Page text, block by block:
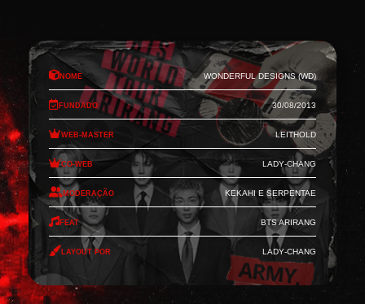
Nome Wonderful Designs (WD)
Fundado 30/08/2013
Web-Master Leithold
Co-Web Lady-Chang
Moderação Kekahi e Serpentae
Feat BTS Arirang
Layout por Lady-Chang